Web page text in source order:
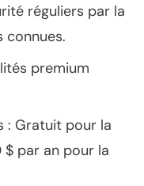
réguliers par la
connues.
premium
: Gratuit pour la
$ par an pour la